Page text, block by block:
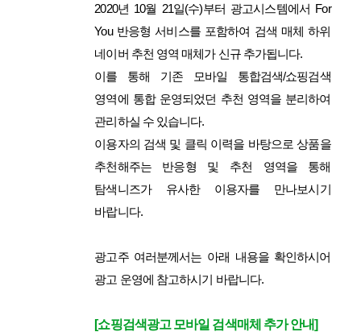
2020년 10월 21일(수)부터 광고시스템에서
For
You 반응형 서비스를 포함하여 검색 매체 하위
네이버 추천 영역 매체가 신규 추가됩니다.
이를 통해 기존 모바일 통합검색/쇼핑검색
영역에 통합 운영되었던 추천 영역을 분리하여
관리하실 수 있습니다.
이용자의 검색 및 클릭 이력을 바탕으로 상품을
추천해주는 반응형 및 추천 영역을 통해
탐색니즈가 유사한 이용자를 만나보시기
바랍니다.
광고주 여러분께서는 아래 내용을 확인하시어
광고 운영에 참고하시기 바랍니다.
[쇼핑검색광고 모바일 검색매체 추가 안내]